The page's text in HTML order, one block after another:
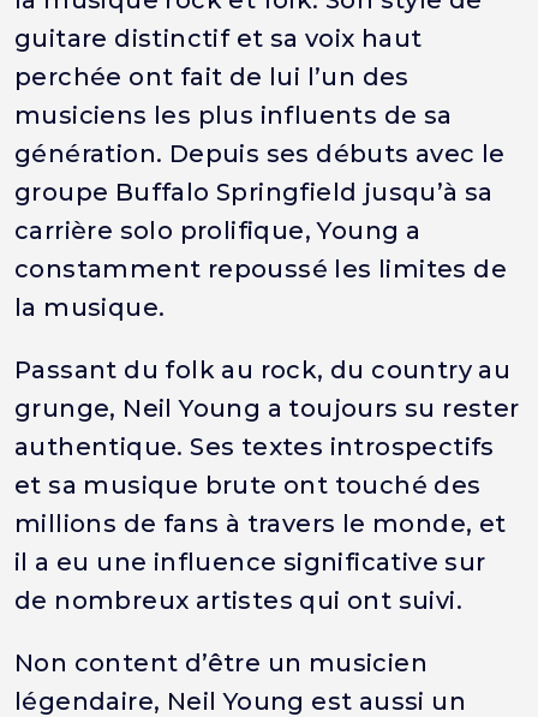
guitare distinctif et sa voix haut
perchée ont fait de lui l’un des
musiciens les plus influents de sa
génération. Depuis ses débuts avec le
groupe Buffalo Springfield jusqu’à sa
carrière solo prolifique, Young a
constamment repoussé les limites de
la musique.
Passant du folk au rock, du country au
grunge, Neil Young a toujours su rester
authentique. Ses textes introspectifs
et sa musique brute ont touché des
millions de fans à travers le monde, et
il a eu une influence significative sur
de nombreux artistes qui ont suivi.
Non content d’être un musicien
légendaire, Neil Young est aussi un